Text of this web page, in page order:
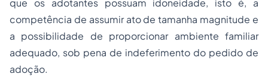
que os adotantes possuam idoneidade, isto é, a
competência de assumir ato de tamanha magnitude e
a possibilidade de proporcionar ambiente familiar
adequado, sob pena de indeferimento do pedido de
adoção.